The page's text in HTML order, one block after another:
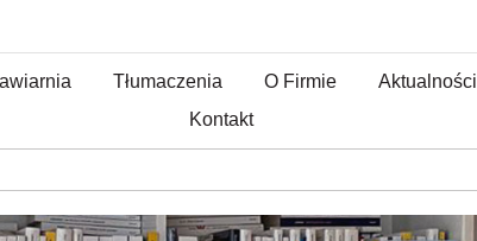
Tłumaczenia O Firmie Aktualności
Kontakt